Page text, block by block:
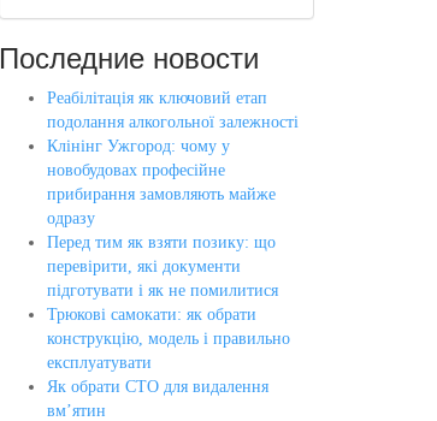
Последние новости
Реабілітація як ключовий етап
подолання алкогольної залежності
Клінінг Ужгород: чому у
новобудовах професійне
прибирання замовляють майже
одразу
Перед тим як взяти позику: що
перевірити, які документи
підготувати і як не помилитися
Трюкові самокати: як обрати
конструкцію, модель і правильно
експлуатувати
Як обрати СТО для видалення
вм’ятин